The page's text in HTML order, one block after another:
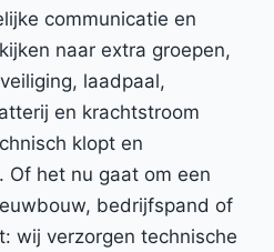
communicatie en
naar extra groepen,
laadpaal,
en krachtstroom
klopt en
het nu gaat om een
bedrijfspand of
wij verzorgen technische